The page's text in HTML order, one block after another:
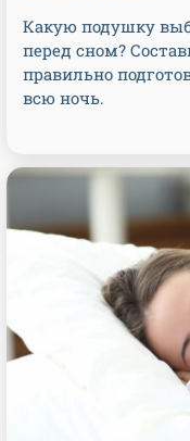
Какую подушку
перед сном?
правильно
всю ночь.